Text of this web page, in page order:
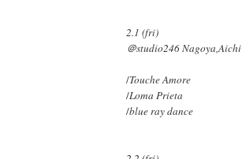
2.1 (fri)
＠studio246 Nagoya,Aichi
/Touche Amore
/Loma Prieta
/blue ray dance